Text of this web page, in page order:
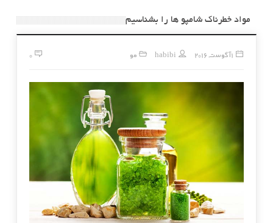
مواد خطرناک شامپو ها را بشناسیم
1 آگوست, 2016 habibi مو 0